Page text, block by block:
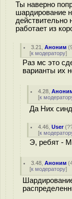
Ты наверно
шардирование
действительно
работает из
3.21 ,Аноним (
[к модератору]
Раз мс это
варианты их
4.28 ,
[к
Да Них
4.46 ,User(
[к
Э, ребят -
3.48 ,Аноним (
[к модератору]